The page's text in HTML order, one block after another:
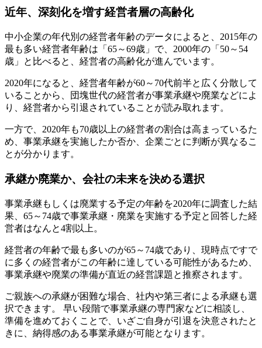
近年、深刻化を増す経営者層の高齢化
中小企業の年代別の経営者年齢のデータによると、2015年の
最も多い経営者年齢は「65～69歳」で、2000年の「50～54
歳」と比べると、経営者の高齢化が進んでいます。
2020年になると、経営者年齢が60～70代前半と広く分散して
いることから、団塊世代の経営者が事業承継や廃業などによ
り、経営者から引退されていることが読み取れます。
一方で、2020年も70歳以上の経営者の割合は高まっているた
め、事業承継を実施したか否か、企業ごとに判断が異なるこ
とが分かります。
承継か廃業か、会社の未来を決める選択
事業承継もしくは廃業する予定の年齢を2020年に調査した結
果、65～74歳で事業承継・廃業を実施する予定と回答した経
営者はなんと4割以上。
経営者の年齢で最も多いのが65～74歳であり、現時点ですで
に多くの経営者がこの年齢に達している可能性があるため、
事業承継や廃業の準備が直近の経営課題と推察されます。
ご親族への承継が困難な場合、社内や第三者による承継も選
択できます。 早い段階で事業承継の専門家などに相談し、
準備を進めておくことで、いざご自身が引退を決意されたと
きに、納得感のある事業承継が可能となります。